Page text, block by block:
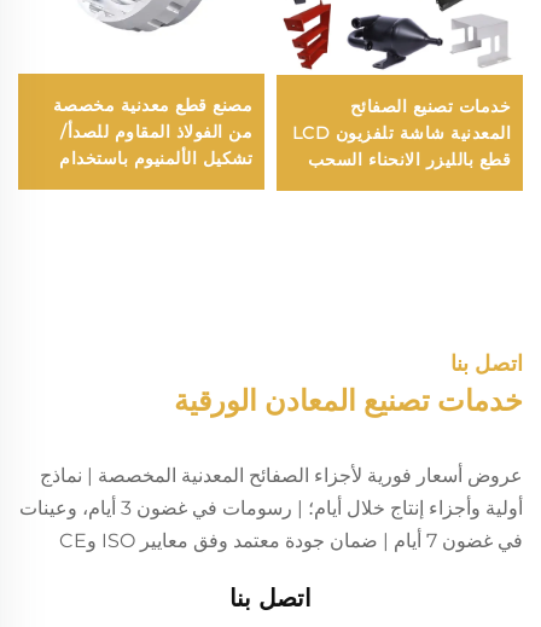
خدمات تصنيع الصفائح
المعدنية شاشة تلفزيون LCD
قطع بالليزر الانحناء السحب
العميق قطع ختم الألومنيوم
مصنع قطع معدنية مخصصة
من الفولاذ المقاوم للصدأ/
تشكيل الألمنيوم باستخدام
اتصل بنا
خدمات تصنيع المعادن الورقية
عروض أسعار فورية لأجزاء الصفائح المعدنية المخصصة | نماذج
أولية وأجزاء إنتاج خلال أيام؛ | رسومات في غضون 3 أيام، وعينات
في غضون 7 أيام | ضمان جودة معتمد وفق معايير ISO وCE
اتصل بنا